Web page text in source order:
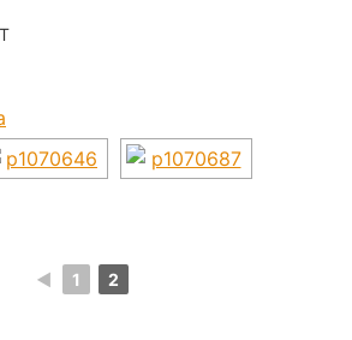
◄ 1 2